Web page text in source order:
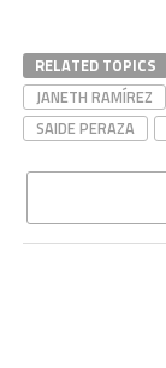
RELATED TOPICS
JANETH RAMÍREZ
SAIDE PERAZA